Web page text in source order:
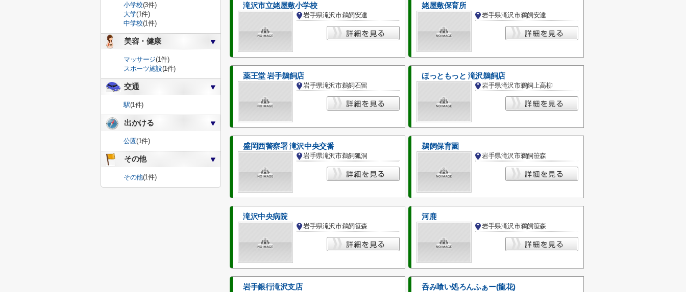
滝沢市立姥屋敷小学校
岩手県滝沢市鵜飼安達
姥屋敷保育所
岩手県滝沢市鵜飼安達
薬王堂 岩手鵜飼店
岩手県滝沢市鵜飼石留
ほっともっと 滝沢鵜飼店
岩手県滝沢市鵜飼上高柳
盛岡西警察署 滝沢中央交番
岩手県滝沢市鵜飼狐洞
鵜飼保育園
岩手県滝沢市鵜飼笹森
滝沢中央病院
岩手県滝沢市鵜飼笹森
河鹿
岩手県滝沢市鵜飼笹森
岩手銀行滝沢支店 呑み喰い処ろんふぁー(龍花)
小学校(3件)
大学(1件)
中学校(1件)
美容・健康
マッサージ(1件)
スポーツ施設(1件)
交通
駅(1件)
出かける
公園(1件)
その他
その他(1件)